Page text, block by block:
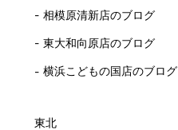
相模原清新店のブログ
東大和向原店のブログ
横浜こどもの国店のブログ
東北